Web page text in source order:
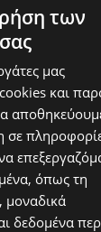
–
&
Γ΄ –
– Πλατεία
Α5 πλησίον
των
μας
και
σε
όπως τη
μοναδικά
δεδομένα